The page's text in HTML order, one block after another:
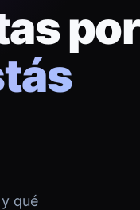
por
qué